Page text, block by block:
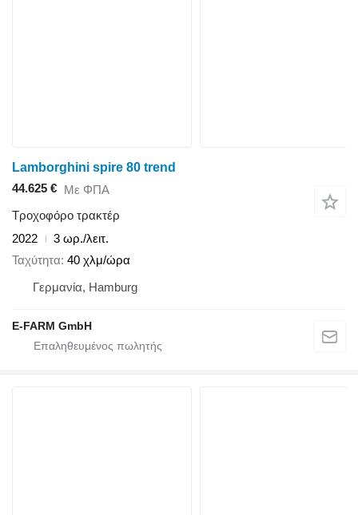
Lamborghini spire 80 trend
44.625 € Με ΦΠΑ
Τροχοφόρο τρακτέρ
2022
3 ωρ./λειτ.
Ταχύτητα 40 χλμ/ώρα
Γερμανία, Hamburg
E-FARM GmbH